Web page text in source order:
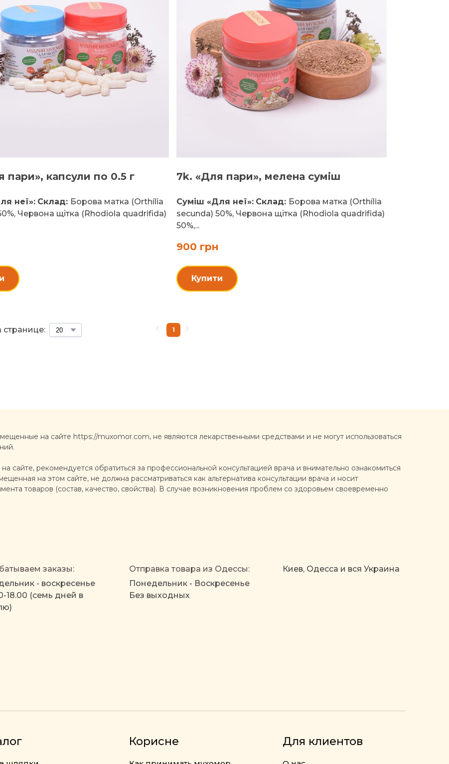
пари», капсули по 0.5 г
неї»: Склад: Борова матка (Orthília
Червона щітка (Rhodiola quadrifida)
7k. «Для пари», мелена суміш
Суміш «Для неї»: Склад: Борова матка (Orthília
secunda) 50%, Червона щітка (Rhodiola quadrifida)
50%,...
900 грн
Купити
странице: 1
на сайте https://muxomor.com, не являются лекарственными средствами и не могут использоваться
сайте, рекомендуется обратиться за профессиональной консультацией врача и внимательно ознакомиться
на этом сайте, не должна рассматриваться как альтернатива консультации врача и носит
товаров (состав, качество, свойства). В случае возникновения проблем со здоровьем своевременно
заказы:
- воскресенье
18.00 (семь дней в
Отправка товара из Одессы:
Понедельник - Воскресенье
Без выходных
Киев, Одесса и вся Украина
Корисне Для клиентов